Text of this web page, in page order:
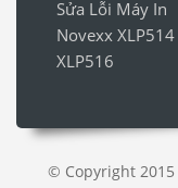
Sửa Lỗi Máy In
Novexx XLP514
XLP516
© Copyright 2015